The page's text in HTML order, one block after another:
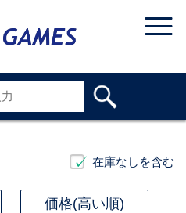
在庫なしを含む
価格(高い順)